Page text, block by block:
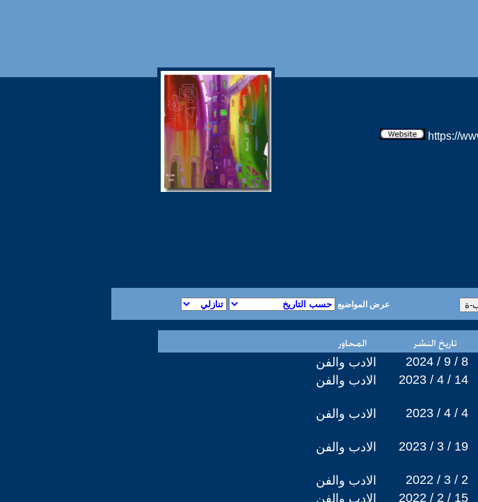
عرض المواضيع
الادب والفن 2024 / 9 / 8
الادب والفن
2023 / 4 / 14
الادب والفن 2023 / 4 / 4
الادب والفن 2023 / 3 / 19
الادب والفن 2022 / 3 / 2
الادب والفن
2022 / 2 / 15